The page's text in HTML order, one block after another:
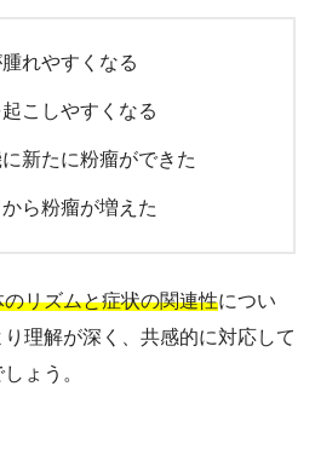
れやすくなる
こしやすくなる
新たに粉瘤ができた
ら粉瘤が増えた
リズムと症状の関連性につい
理解が深く、共感的に対応して
ょう。